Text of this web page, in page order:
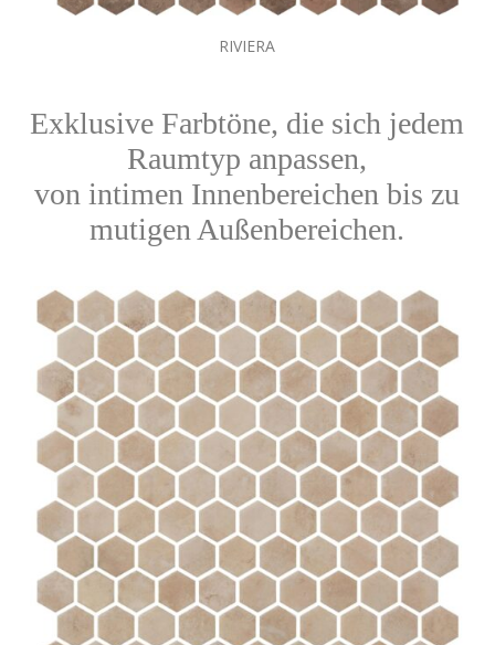
RIVIERA
Exklusive Farbtöne, die sich jedem
Raumtyp anpassen,
von intimen Innenbereichen bis zu
mutigen Außenbereichen.